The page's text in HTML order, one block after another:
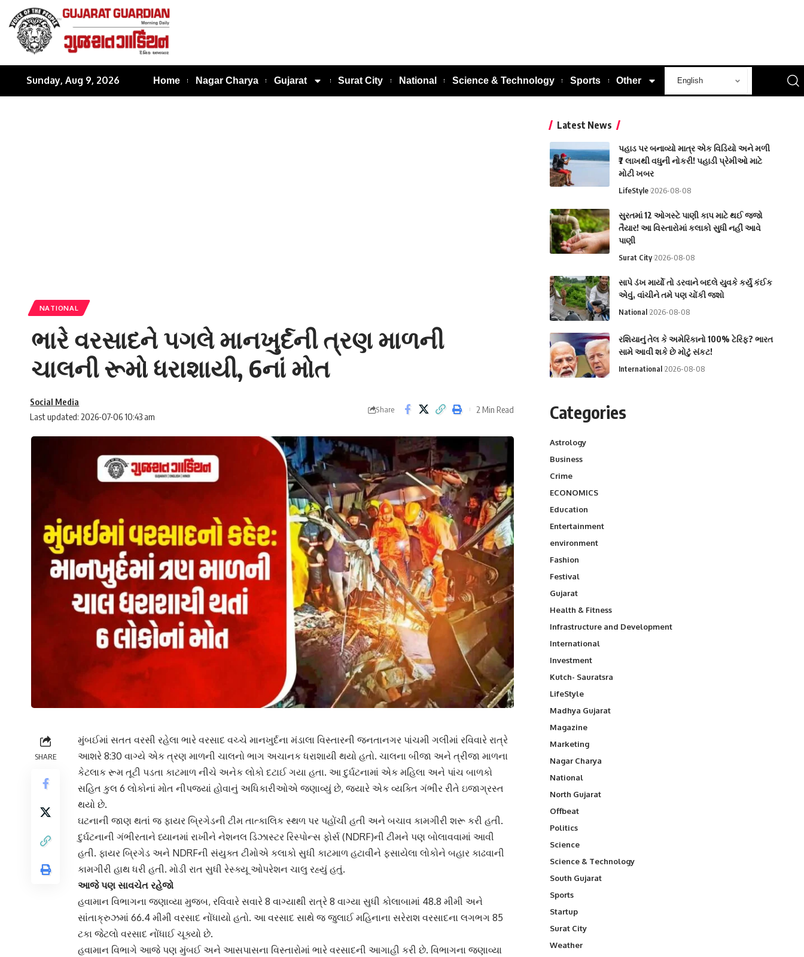
Sunday, Aug 9, 2026 Home Nagar Charya Gujarat Surat City National Science & Technology Sports Other
NATIONAL
ભારે વરસાદને પગલે માનખુર્દની ત્રણ માળની
ચાલની રૂમો ધરાશાયી, 6નાં મોત
Last updated: 2026-07-06 10:43 am
Social Media
Share 2 Min Read
SHARE
મુંબઈમાં સતત વરસી રહેલા ભારે વરસાદ વચ્ચે માનખુર્દના મંડાલા વિસ્તારની જનતાનગર પાંચમી ગલીમાં રવિવારે રાત્રે
આશરે 8:30 વાગ્યે એક ત્રણ માળની ચાલનો ભાગ અચાનક ધરાશાયી થયો હતો. ચાલના બીજા અને ત્રીજા માળના
કેટલાક રૂમ તૂટી પડતા કાટમાળ નીચે અનેક લોકો દટાઈ ગયા હતા. આ દુર્ઘટનામાં એક મહિલા અને પાંચ બાળકો
સહિત કુલ 6 લોકોનાં મોત નીપજ્યાં હોવાનું અધિકારીઓએ જણાવ્યું છે, જ્યારે એક વ્યક્તિ ગંભીર રીતે ઇજાગ્રસ્ત
થયો છે.
ઘટનાની જાણ થતાં જ ફાયર બ્રિગેડની ટીમ તાત્કાલિક સ્થળ પર પહોંચી હતી અને બચાવ કામગીરી શરૂ કરી હતી.
દુર્ઘટનાની ગંભીરતાને ધ્યાનમાં રાખીને નેશનલ ડિઝાસ્ટર રિસ્પોન્સ ફોર્સ (NDRF)ની ટીમને પણ બોલાવવામાં આવી
હતી. ફાયર બ્રિગેડ અને NDRFની સંયુક્ત ટીમોએ કલાકો સુધી કાટમાળ હટાવીને ફસાયેલા લોકોને બહાર કાઢવાની
કામગીરી હાથ ધરી હતી. મોડી રાત સુધી રેસ્ક્યૂ ઓપરેશન ચાલુ રહ્યું હતું.
આજે પણ સાવચેત રહેજો
હવામાન વિભાગના જણાવ્યા મુજબ, રવિવારે સવારે 8 વાગ્યાથી રાત્રે 8 વાગ્યા સુધી કોલાબામાં 48.8 મીમી અને
સાંતાક્રુઝમાં 66.4 મીમી વરસાદ નોંધાયો હતો. આ વરસાદ સાથે જ જુલાઈ મહિનાના સરેરાશ વરસાદના લગભગ 85
ટકા જેટલો વરસાદ નોંધાઈ ચૂક્યો છે.
હવામાન વિભાગે આજે પણ મુંબઈ અને આસપાસના વિસ્તારોમાં ભારે વરસાદની આગાહી કરી છે. વિભાગના જણાવ્યા
Latest News
પહાડ પર બનાવ્યો માત્ર એક વિડિયો અને મળી
₹7 લાખથી વધુની નોકરી! પહાડી પ્રેમીઓ માટે
મોટી ખબર
LifeStyle 2026-08-08
સુરતમાં 12 ઓગસ્ટે પાણી કાપ માટે થઈ જજો
તૈયાર! આ વિસ્તારોમાં કલાકો સુધી નહીં આવે
પાણી
Surat City 2026-08-08
સાપે ડંખ માર્યો તો ડરવાને બદલે યુવકે કર્યું કંઈક
એવું, વાંચીને તમે પણ ચોંકી જશો
National 2026-08-08
રશિયાનું તેલ કે અમેરિકાનો 100% ટેરિફ? ભારત
સામે આવી શકે છે મોટું સંકટ!
International 2026-08-08
Categories
Astrology
Business
Crime
ECONOMICS
Education
Entertainment
environment
Fashion
Festival
Gujarat
Health & Fitness
Infrastructure and Development
International
Investment
Kutch- Sauratsra
LifeStyle
Madhya Gujarat
Magazine
Marketing
Nagar Charya
National
North Gujarat
Offbeat
Politics
Science
Science & Technology
South Gujarat
Sports
Startup
Surat City
Weather